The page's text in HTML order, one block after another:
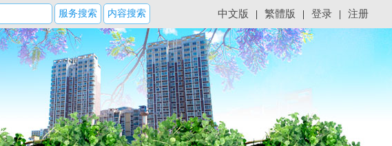
服务搜索 内容搜索 中文版 | 繁體版 | 登录 | 注册